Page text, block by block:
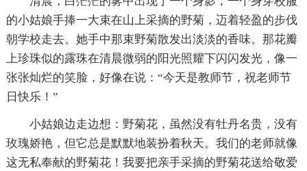
的小姑娘手捧一大束在山上采摘的野菊，迈着轻盈的步伐
朝学校走去。她手中那束野菊散发出淡淡的香味。那花瓣
上珍珠似的露珠在清晨微弱的阳光照耀下闪闪发光，像一
张张灿烂的笑脸，好像在说：“今天是教师节，祝老师节
日快乐！”
小姑娘边走边想：野菊花，虽然没有牡丹名贵，没有
玫瑰娇艳，但它总是默默地装扮着秋天。我们的老师就像
这无私奉献的野菊花！我要把亲手采摘的野菊花送给敬爱